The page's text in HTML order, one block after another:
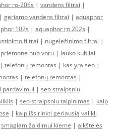
ro-206s | vandens filtrai |
| geriamo vandens filtrai | aquaphor
102s | aquaphor ro 202s |
filtrai | nugeležinimo filtrai |
priemone nuo voru | lauko kubilai
| telefonų remontas | kas yra seo |
| telefonų remontas |
pardavimui | seo straipsniu
| seo straipsniu talpinimas | kaip
| kaip išsirinkti geriausią valiklį
smagiam žaidimui kieme | aikštelės